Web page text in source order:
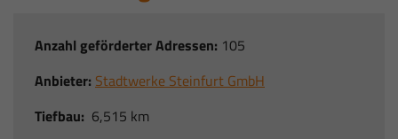
Anzahl geförderter Adressen: 105
Anbieter: Stadtwerke Steinfurt GmbH
Tiefbau: 6,515 km